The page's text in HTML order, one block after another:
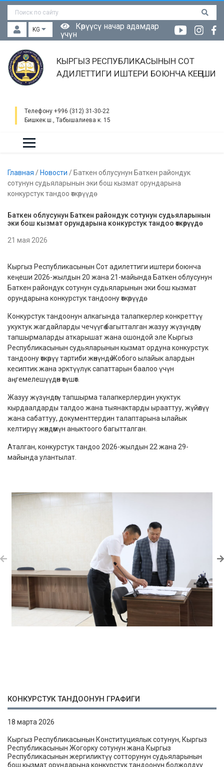
KG
Көрүүсү начар адамдар
үчүн
КЫРГЫЗ РЕСПУБЛИКАСЫНЫН СОТ
АДИЛЕТТИГИ ИШТЕРИ БОЮНЧА КЕҢЕШИ
Телефону +996 (312) 31-30-22
Бишкек ш., Табышалиева к. 15
Главная / Новости / Баткен облусунун Баткен райондук
сотунун судьяларынын эки бош кызмат орундарына
конкурстук тандоо өткөрүүдө
Баткен облусунун Баткен райондук сотунун судьяларынын
эки бош кызмат орундарына конкурстук тандоо өткөрүүдө
21 мая 2026
Кыргыз Республикасынын Сот адилеттиги иштери боюнча
кеңеши 2026-жылдын 20 жана 21-майында Баткен облусунун
Баткен райондук сотунун судьяларынын эки бош кызмат
орундарына конкурстук тандоону өткөрүүдө.
Конкурстук тандоонун алкагында талапкерлер конкреттүү
укуктук жагдайларды чечүүгө багытталган жазуу жүзүндөгү
тапшырмаларды аткарышат жана ошондой эле Кыргыз
Республикасынын судьяларынын кызмат ордуна конкурстук
тандоону өткөрүү тартиби жөнүндө Жобого ылайык алардын
кесиптик жана эрктүүлүк сапаттарын баалоо үчүн
аңгемелешүүдөн өтүшөт.
Жазуу жүзүндөгү тапшырма талапкерлердин укуктук
кырдаалдарды талдоо жана тыянактарды ырааттуу, жүйөлүү
жана сабаттуу, документтердин талаптарына ылайык
келтирүү жөндөмүн аныктоого багытталган.
Аталган, конкурстук тандоо 2026-жылдын 22 жана 29-
майында улантылат.
КОНКУРСТУК ТАНДООНУН ГРАФИГИ
18 марта 2026
Кыргыз Республикасынын Конституциялык сотунун, Кыргыз
Республикасынын Жогорку сотунун жана Кыргыз
Республикасынын жергиликтүү сотторунун судьяларынын
бош кызмат орундарына конкурстук тандоонун болжолдуу